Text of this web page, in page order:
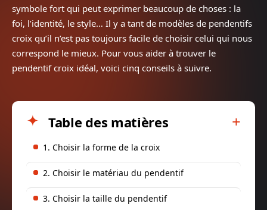
symbole fort qui peut exprimer beaucoup de choses : la
foi, l’identité, le style… Il y a tant de modèles de pendentifs
croix qu’il n’est pas toujours facile de choisir celui qui nous
correspond le mieux. Pour vous aider à trouver le
pendentif croix idéal, voici cinq conseils à suivre.
Table des matières
1. Choisir la forme de la croix
2. Choisir le matériau du pendentif
3. Choisir la taille du pendentif